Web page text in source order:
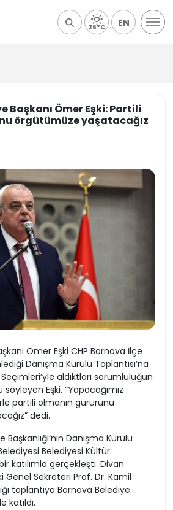
26°C EN
Başkanı Ömer Eşki: Partili
örgütümüze yaşatacağız
Ömer Eşki CHP Bornova İlçe
Danışma Kurulu Toplantısı’na
Seçimleri’yle aldıktları sorumluluğun
Eşki, “Yapacağımız
partili olmanın gururunu
dedi.
Başkanlığı’nın Danışma Kurulu
Belediyesi Kültür
katılımla gerçekleşti. Divan
Genel Sekreteri Prof. Dr. Kamil
toplantıya Bornova Belediye
katıldı.